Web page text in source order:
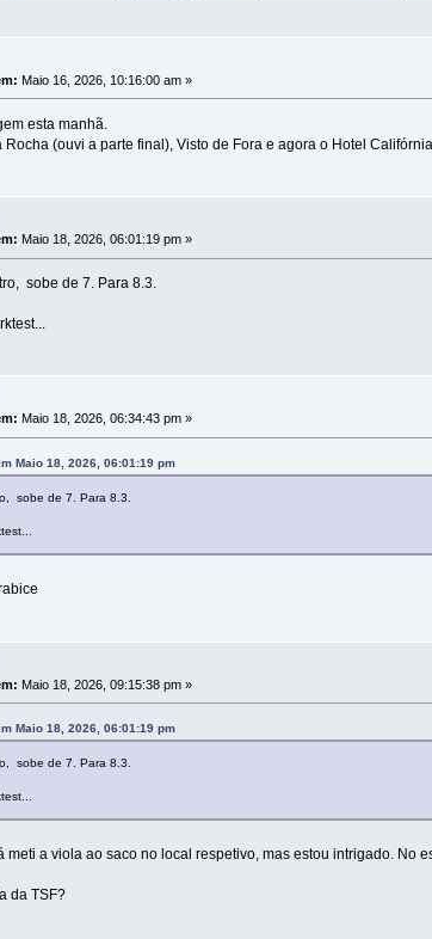
Maio 16, 2026, 10:16:00 am »
esta manhã.
Rocha (ouvi a parte final), Visto de Fora e agora o Hotel
Maio 18, 2026, 06:01:19 pm »
sobe de 7. Para 8.3.
Maio 18, 2026, 06:34:43 pm »
Maio 18, 2026, 06:01:19 pm
sobe de 7. Para 8.3.
Maio 18, 2026, 09:15:38 pm »
Maio 18, 2026, 06:01:19 pm
sobe de 7. Para 8.3.
meti a viola ao saco no local respetivo, mas estou intrigado.
da TSF?